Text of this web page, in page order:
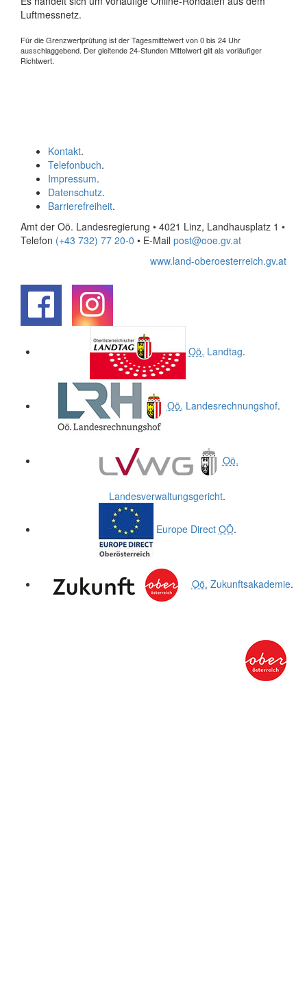
Luftmessnetz.
Für die Grenzwertprüfung ist der Tagesmittelwert von 0 bis 24 Uhr
ausschlaggebend. Der gleitende 24-Stunden Mittelwert gilt als vorläufiger
Richtwert.
Kontakt.
Telefonbuch.
Impressum.
Datenschutz.
Barrierefreiheit.
Amt der Oö. Landesregierung • 4021 Linz, Landhausplatz 1 •
Telefon (+43 732) 77 20-0 • E-Mail post@ooe.gv.at
www.land-oberoesterreich.gv.at
Oö. Landtag.
Oö. Landesrechnungshof.
Oö.
Landesverwaltungsgericht.
Europe Direct OÖ.
Oö. Zukunftsakademie.